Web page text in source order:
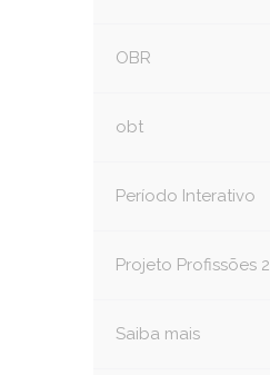
OBR
obt
Período Interativo
Projeto Profissões 2
Saiba mais